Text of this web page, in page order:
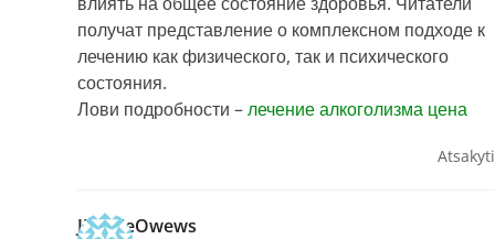
получат представление о комплексном подходе к
лечению как физического, так и психического
состояния.
Лови подробности –лечение алкоголизма цена
Atsakyti
JimmieOwews